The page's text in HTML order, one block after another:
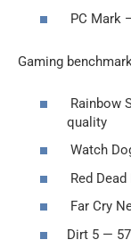
PC Mark
Gaming
Rainbow
quality
Watch
Red
Far Cry
Dirt 5 —